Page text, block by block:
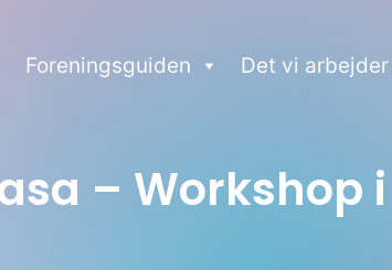
Foreningsguiden Det vi arbejder
– Workshop